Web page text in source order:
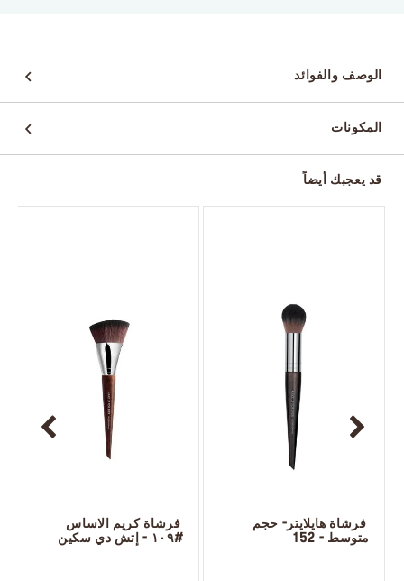
الوصف والفوائد
المكونات
قد يعجبك أيضاً
#١٠٩ - إتش دي سكين
متوسط - 152